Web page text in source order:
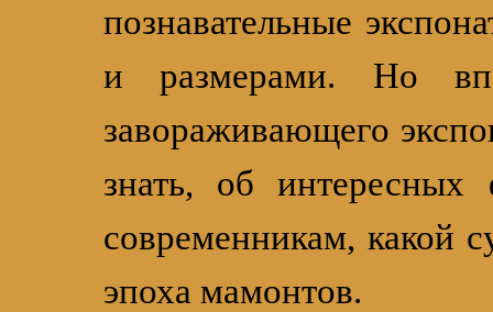
познавательные
и размерами. Но
завораживающего
знать, об интересных
современникам, какой
эпоха мамонтов.